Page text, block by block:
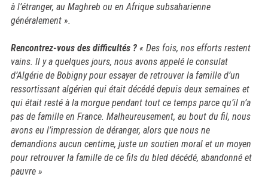
à l’étranger, au Maghreb ou en Afrique subsaharienne
généralement ».
Rencontrez-vous des difficultés ?« Des fois, nos efforts restent
vains. Il y a quelques jours, nous avons appelé le consulat
d’Algérie de Bobigny pour essayer de retrouver la famille d’un
ressortissant algérien qui était décédé depuis deux semaines et
qui était resté à la morgue pendant tout ce temps parce qu’il n’a
pas de famille en France. Malheureusement, au bout du fil, nous
avons eu l’impression de déranger, alors que nous ne
demandions aucun centime, juste un soutien moral et un moyen
pour retrouver la famille de ce fils du bled décédé, abandonné et
pauvre »